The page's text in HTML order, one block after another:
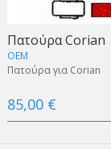
Πατούρα Corian
OEM
Πατούρα για Corian
85,00 €